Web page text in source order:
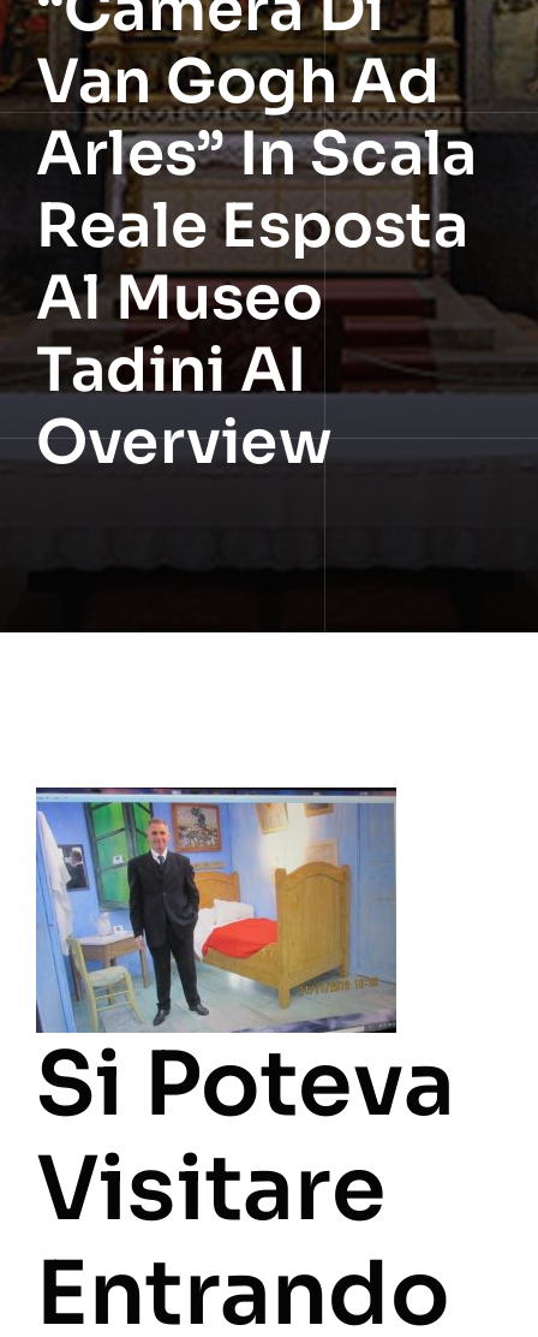
Van Gogh Ad
Arles” In Scala
Reale Esposta
Al Museo
Tadini AI
Overview
Si Poteva
Visitare
Entrando